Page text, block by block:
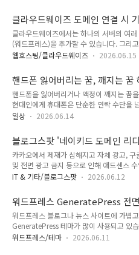
를 표시하는 방법에 대해 살펴보겠습니다.
GenerateP..
다. 이 블로그를 워드프레스로 옮기기 전에
연결해 보았습니다. 이론상 개인 도메인으
네이버에서 노출되면 워드프레스로 이사
최소화할 수 있습니다.하지만 개인 도메인
수가 끝없이 떨어지는 현상이 발생했습니
정도 지나니 다시 방문자 수가 회복되기 시
티스토리 블로그에 개인 도메인..
클라우드웨이즈 도메인 연결 시
정 옵션이 없는 경우 해결 방법
온)
클라우드웨이즈에서는 하나의 서버의 여
(워드프레스)을 추가할 수 있습니다. 그리
여러 개의 도메인을 연결할 수 있습니다. 애
Domain)으로 설정할 수 있습니다.하지만
션이 표시가 안 되는 경우가 있을 수 있습니
의 애플리케이션에서 기본 도메인 설정 옵
경우 확인할 사항에 대해 살펴보겠습니다
인 프로모 코드 & 가입 방법 (+60% 쿠폰)
Cloudways에서 Application을 추가하
Management ..
웹호스팅/클라우드웨이즈 2026.06.15
핸드폰 잃어버리는 꿈, 깨지는 꿈
의 거울
핸드폰을 잃어버리거나 액정이 깨지는 꿈
현대인에게 휴대폰은 단순한 연락 수단을
과 인간관계, 중요한 정보가 담긴 분신과도
어난 후에도 찝찝함과 불안감이 남게 됩니
서의 '휴대폰'은 인간관계, 소통, 정보, 그리
을 상징합니다. 본인이나 가족이 휴대폰을
드폰이 깨지는 꿈은 어떤 의미를 담고 있을
리는 꿈, 깨지는 꿈 해몽간밤에 딸아이와 와
로 연락을 시도했지만 습득한 사람이 전화
리는 바람에 초조해 하다가 잠에서 깼습니
일상 2026.06.14
블로그스팟 '네이키드 도메인 리
용 중입니다' 오류가 발생하는 경
카카오에서 제재가 심해지고 자체 광고, 구
및 전면 광고 금지 등으로 인해 애드센스
스토리 블로그에서 워드프레스나 블로그스
스팟은 티스토리와 비슷하게 무료로 이용할
적인 비용 지출 없이 블로그를 계속 이용하
택일 수 있습니다.하지만 블로그스팟으로
티스토리 게시글은 함께 옮길 수 없습니다.
함께 옮기고 싶은 경우 워드프레스를 이용
IT & 기타/블로그스팟 2026.06.12
워드프레스 GeneratePress 전
바 제거하기
워드프레스 블로그나 뉴스 사이트에 가볍
GeneratePress 테마가 많이 사용되고 있
는 전체 사이트, 블로그 페이지, 블로그 게시
워드프레스/테마 2026.06.11